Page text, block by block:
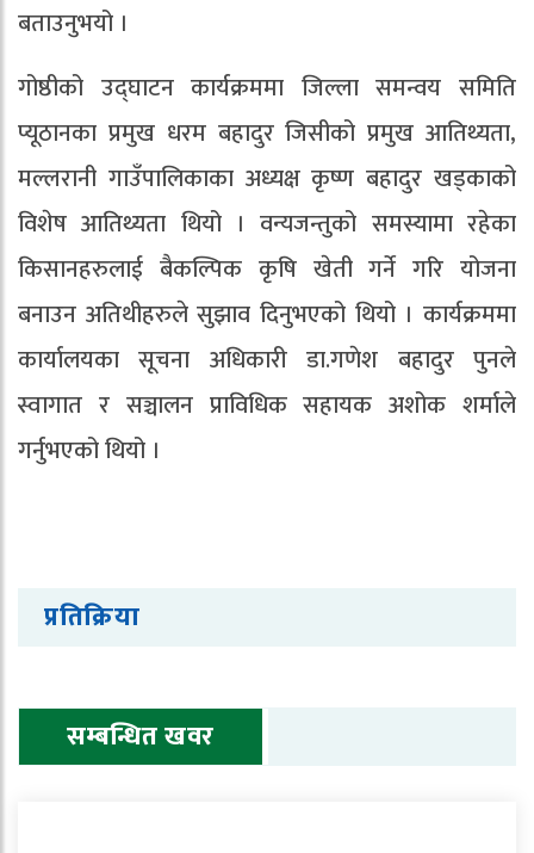
बताउनुभयो ।
गोष्ठीको उद्घाटन कार्यक्रममा जिल्ला समन्वय समिति
प्यूठानका प्रमुख धरम बहादुर जिसीको प्रमुख आतिथ्यता,
मल्लरानी गाउँपालिकाका अध्यक्ष कृष्ण बहादुर खड्काको
विशेष आतिथ्यता थियो । वन्यजन्तुको समस्यामा रहेका
किसानहरुलाई बैकल्पिक कृषि खेती गर्ने गरि योजना
बनाउन अतिथीहरुले सुझाव दिनुभएको थियो । कार्यक्रममा
कार्यालयका सूचना अधिकारी डा.गणेश बहादुर पुनले
स्वागात र सञ्चालन प्राविधिक सहायक अशोक शर्माले
गर्नुभएको थियो ।
प्रतिक्रिया
सम्बन्धित खवर